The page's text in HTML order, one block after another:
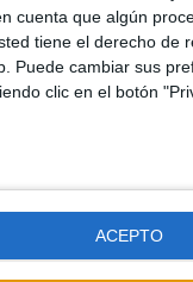
cuenta que algún
tiene el derecho de
Puede cambiar sus
clic en el botón
ACEPTO
que